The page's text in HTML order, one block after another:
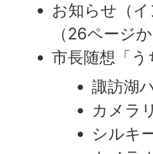
お知らせ（
（26ページ
市長随想「う
諏訪湖
カメラ
シルキ